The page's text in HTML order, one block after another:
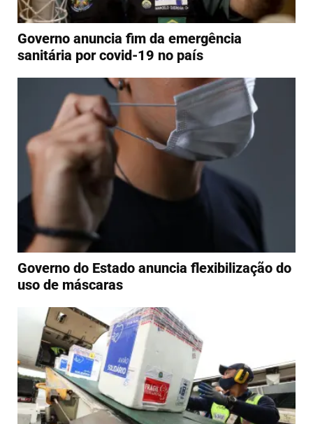
Governo anuncia fim da emergência
sanitária por covid-19 no país
Governo do Estado anuncia flexibilização do
uso de máscaras